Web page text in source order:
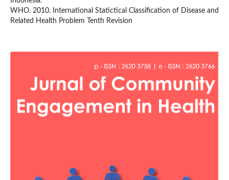
WHO. 2010. International Statictical Classification of Disease and
Related Health Problem Tenth Revision